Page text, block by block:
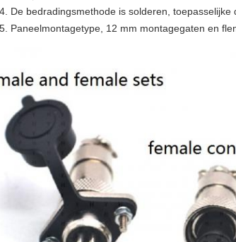
De bedradingsmethode is solderen, toepasselijke
Paneelmontagetype, 12 mm montagegaten en